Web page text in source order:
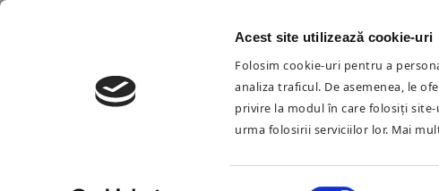
Acest site utilizează cookie-uri
Folosim cookie-uri pentru a
analiza traficul. De asemenea, le
privire la modul în care folosiți
urma folosirii serviciilor lor. Mai